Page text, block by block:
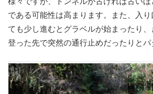
である可能性は高まります。また、入
ても少し進むとグラベルが始まったり
登った先で突然の通行止めだったりとパ